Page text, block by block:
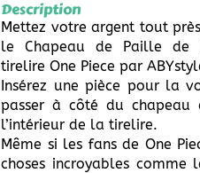
Description
Mettez votre argent tout
le Chapeau de Paille de
tirelire One Piece par
Insérez une pièce pour la
passer à côté du chapeau
l’intérieur de la tirelire.
Même si les fans de One
choses incroyables comme